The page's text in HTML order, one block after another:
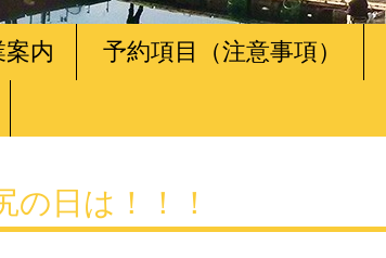
内 予約項目（注意事項）
の日は！！！